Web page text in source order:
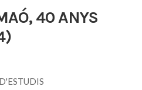
40 ANYS